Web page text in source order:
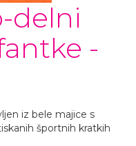
delni
-
iz bele majice s
športnih kratkih